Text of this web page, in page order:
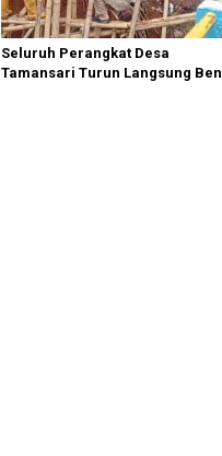
Seluruh Perangkat Desa
Tamansari Turun Langsung